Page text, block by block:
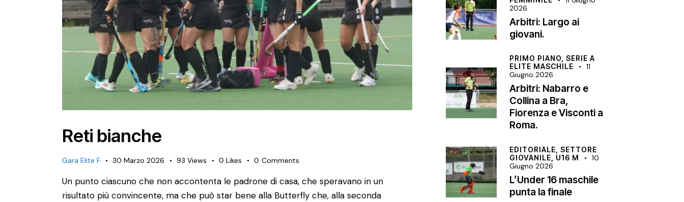
Reti bianche
Gara Elite F 30 Marzo 2026 93 Views 0 Likes 0 Comments
Un punto ciascuno che non accontenta le padrone di casa, che speravano in un
risultato più convincente, ma che può star bene alla Butterfly che, alla seconda
2026
Arbitri: Largo ai
giovani.
PRIMO PIANO,SERIE A
ELITE MASCHILE
11
Giugno 2026
Arbitri: Nabarro e
Collina a Bra,
Fiorenza e Visconti a
Roma.
EDITORIALE,SETTORE
GIOVANILE, U16 M
10
Giugno 2026
L’Under 16 maschile
punta la finale